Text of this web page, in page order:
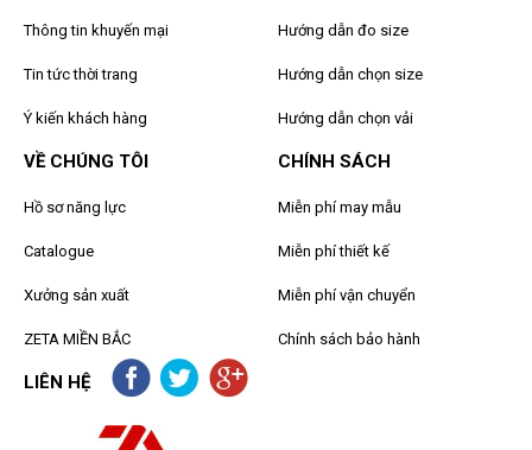
Thông tin khuyến mại
Tin tức thời trang
Ý kiến khách hàng
Hướng dẫn đo size
Hướng dẫn chọn size
Hướng dẫn chọn vải
VỀ CHÚNG TÔI
Hồ sơ năng lực
Catalogue
Xưởng sản xuất
ZETA MIỀN BẮC
CHÍNH SÁCH
Miễn phí may mẫu
Miễn phí thiết kế
Miễn phí vận chuyển
Chính sách bảo hành
LIÊN HỆ